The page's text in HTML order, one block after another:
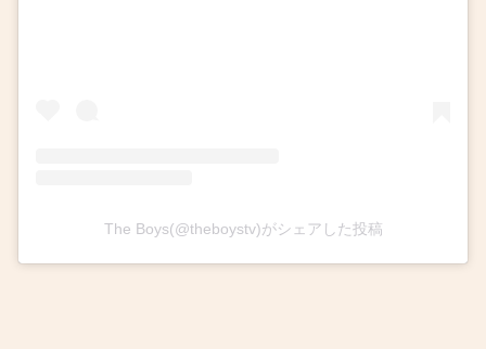
The Boys(@theboystv)がシェアした投稿